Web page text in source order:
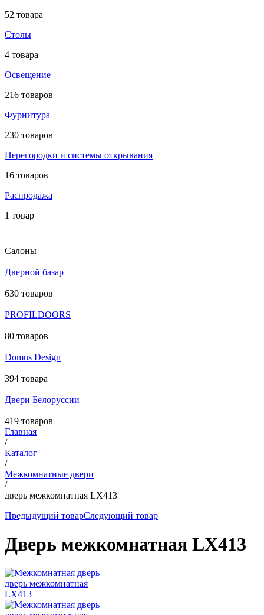
52 товара
Столы
4 товара
Освещение
216 товаров
Фурнитура
230 товаров
Перегородки и системы открывания
16 товаров
Распродажа
1 товар
Салоны
Дверной базар
630 товаров
PROFILDOORS
80 товаров
Domus Design
394 товара
Двери Белоруссии
419 товаров
Главная
/
Каталог
/
Межкомнатные двери
/
дверь межкомнатная LX413
Предыдущий товарСледующий товар
Дверь межкомнатная LX413